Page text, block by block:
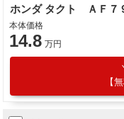
本体価格
14.8 万円
【